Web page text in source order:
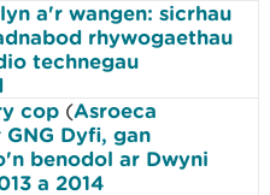
a'r wangen: sicrhau
rhywogaethau
technegau
cop (Asroeca
Dyfi, gan
benodol ar Dwyni
a 2014